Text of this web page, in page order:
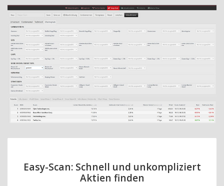
Easy-Scan: Schnell und unkompliziert
Aktien finden